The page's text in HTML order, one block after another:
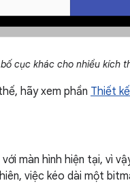
cục khác cho nhiều kích
hãy xem phần Thiết
màn hình hiện tại, vì
việc kéo dài một